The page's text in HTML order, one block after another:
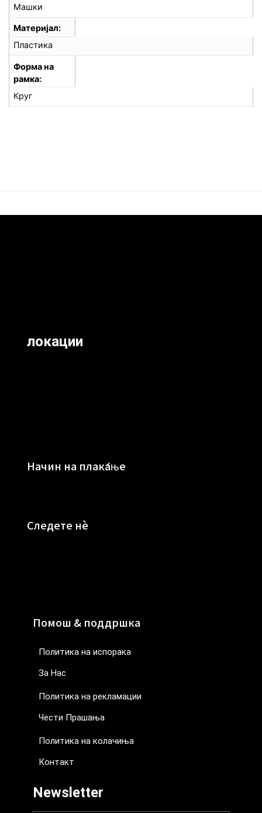
Машки
Материјал
Пластика
Форма на
рамка
Круг
локации
Начин на плаќање
Следете нè
Помош & поддршка
Политика на испорака
За Нас
Политика на рекламации
Чести Прашања
Политика на колачиња
Контакт
Newsletter